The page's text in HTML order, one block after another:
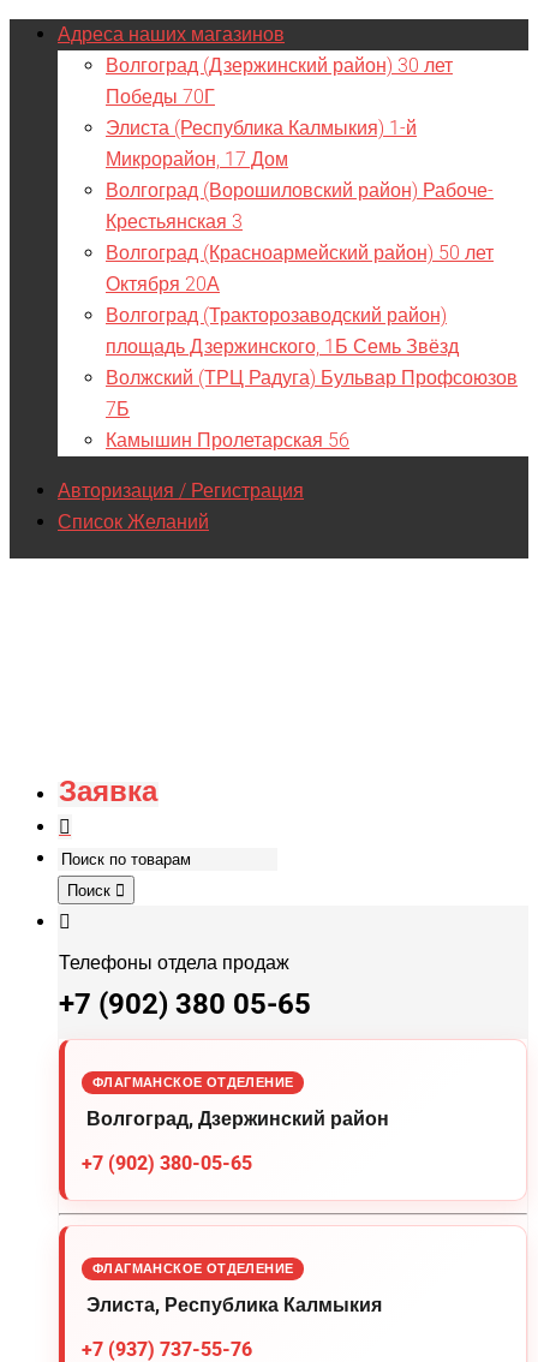
Адреса наших магазинов
Волгоград (Дзержинский район) 30 лет
Победы 70Г
Элиста (Республика Калмыкия) 1-й
Микрорайон, 17 Дом
Волгоград (Ворошиловский район) Рабоче-
Крестьянская 3
Волгоград (Красноармейский район) 50 лет
Октября 20А
Волгоград (Тракторозаводский район)
площадь Дзержинского, 1Б Семь Звёзд
Волжский (ТРЦ Радуга) Бульвар Профсоюзов
7Б
Камышин Пролетарская 56
Авторизация / Регистрация
Список Желаний
Заявка
Поиск
Телефоны отдела продаж
+7 (902) 380 05-65
ФЛАГМАНСКОЕ ОТДЕЛЕНИЕ
Волгоград, Дзержинский район
+7 (902) 380-05-65
ФЛАГМАНСКОЕ ОТДЕЛЕНИЕ
Элиста, Республика Калмыкия
+7 (937) 737-55-76